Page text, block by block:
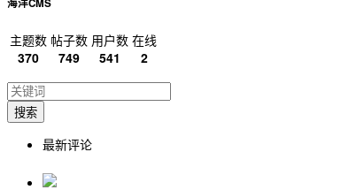
海洋CMS
主题数
370
帖子数
749
用户数
541
在线
2
搜索
最新评论